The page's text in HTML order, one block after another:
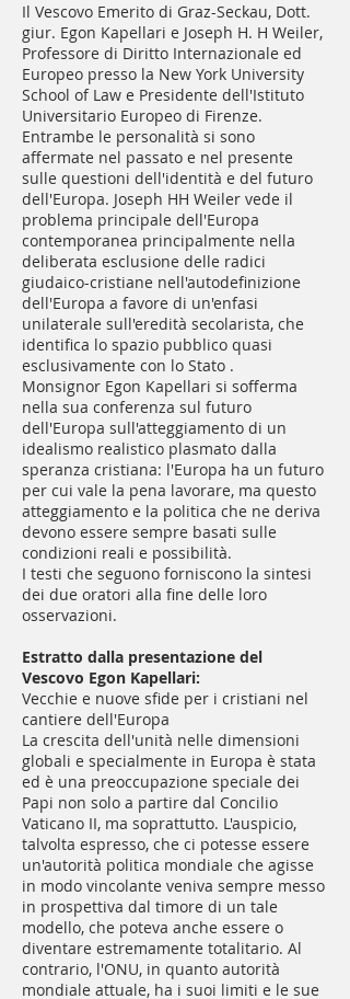
Il Vescovo Emerito di Graz-Seckau, Dott.
giur. Egon Kapellari e Joseph H. H Weiler,
Professore di Diritto Internazionale ed
Europeo presso la New York University
School of Law e Presidente dell'Istituto
Universitario Europeo di Firenze.
Entrambe le personalità si sono
affermate nel passato e nel presente
sulle questioni dell'identità e del futuro
dell'Europa. Joseph HH Weiler vede il
problema principale dell'Europa
contemporanea principalmente nella
deliberata esclusione delle radici
giudaico-cristiane nell'autodefinizione
dell'Europa a favore di un'enfasi
unilaterale sull'eredità secolarista, che
identifica lo spazio pubblico quasi
esclusivamente con lo Stato .
Monsignor Egon Kapellari si sofferma
nella sua conferenza sul futuro
dell'Europa sull'atteggiamento di un
idealismo realistico plasmato dalla
speranza cristiana: l'Europa ha un futuro
per cui vale la pena lavorare, ma questo
atteggiamento e la politica che ne deriva
devono essere sempre basati sulle
condizioni reali e possibilità.
I testi che seguono forniscono la sintesi
dei due oratori alla fine delle loro
osservazioni.
Estratto dalla presentazione del
Vescovo Egon Kapellari:
Vecchie e nuove sfide per i cristiani nel
cantiere dell'Europa
La crescita dell'unità nelle dimensioni
globali e specialmente in Europa è stata
ed è una preoccupazione speciale dei
Papi non solo a partire dal Concilio
Vaticano II, ma soprattutto. L'auspicio,
talvolta espresso, che ci potesse essere
un'autorità politica mondiale che agisse
in modo vincolante veniva sempre messo
in prospettiva dal timore di un tale
modello, che poteva anche essere o
diventare estremamente totalitario. Al
contrario, l'ONU, in quanto autorità
mondiale attuale, ha i suoi limiti e le sue